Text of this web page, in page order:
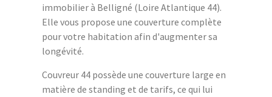
immobilier à Belligné (Loire Atlantique 44).
Elle vous propose une couverture complète
pour votre habitation afin d'augmenter sa
longévité.
Couvreur 44 possède une couverture large en
matière de standing et de tarifs, ce qui lui